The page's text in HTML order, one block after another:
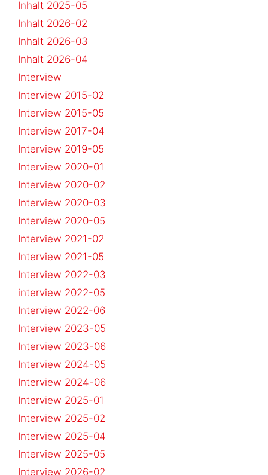
Inhalt 2025-05
Inhalt 2026-02
Inhalt 2026-03
Inhalt 2026-04
Interview
Interview 2015-02
Interview 2015-05
Interview 2017-04
Interview 2019-05
Interview 2020-01
Interview 2020-02
Interview 2020-03
Interview 2020-05
Interview 2021-02
Interview 2021-05
Interview 2022-03
interview 2022-05
Interview 2022-06
Interview 2023-05
Interview 2023-06
Interview 2024-05
Interview 2024-06
Interview 2025-01
Interview 2025-02
Interview 2025-04
Interview 2025-05
Interview 2026-02